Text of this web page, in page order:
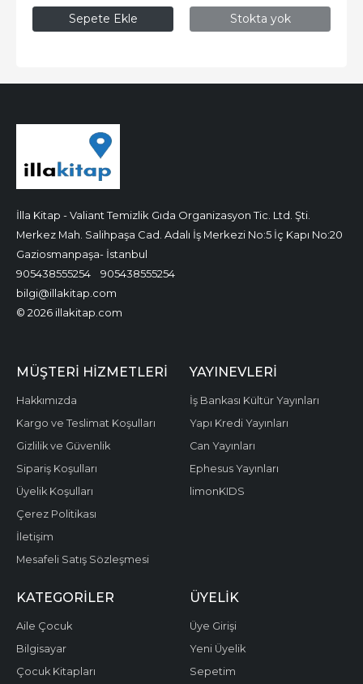
Sepete Ekle Stokta yok
İlla Kitap - Valiant Temizlik Gıda Organizasyon Tic. Ltd. Şti.
Merkez Mah. Salihpaşa Cad. Adalı İş Merkezi No:5 İç Kapı No:20
Gaziosmanpaşa- İstanbul
905438555254
905438555254
bilgi@illakitap.com
© 2026 illakitap.com
MÜŞTERI HIZMETLERI
Hakkımızda
Kargo ve Teslimat Koşulları
Gizlilik ve Güvenlik
Sipariş Koşulları
Üyelik Koşulları
Çerez Politikası
İletişim
Mesafeli Satış Sözleşmesi
YAYINEVLERI
İş Bankası Kültür Yayınları
Yapı Kredi Yayınları
Can Yayınları
Ephesus Yayınları
limonKIDS
KATEGORILER
Aile Çocuk
Bilgisayar
Çocuk Kitapları
ÜYELIK
Üye Girişi
Yeni Üyelik
Sepetim